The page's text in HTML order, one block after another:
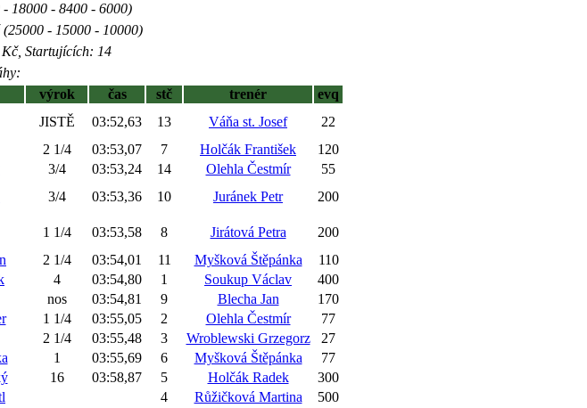
18000 - 8400 - 6000)
- 15000 - 10000)
Startujících: 14
výrok čas stč trenér
evq
JISTĚ 03:52,63 13 Váňa st. Josef
22
2 1/4 03:53,07 7 Holčák František
120
3/4 03:53,24 14 Olehla Čestmír
55
3/4 03:53,36 10 Juránek Petr 200
1 1/4 03:53,58 8 Jirátová Petra
200
2 1/4 03:54,01 11 Myšková Štěpánka
110
4 03:54,80 1 Soukup Václav
400
nos 03:54,81 9 Blecha Jan
170
1 1/4 03:55,05 2 Olehla Čestmír
77
2 1/4 03:55,48 3 Wroblewski Grzegorz
27
1 03:55,69 6 Myšková Štěpánka
77
16 03:58,87 5 Holčák Radek
300
4 Růžičková Martina
500